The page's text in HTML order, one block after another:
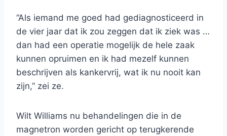
“Als iemand me goed had gediagnosticeerd in
de vier jaar dat ik zou zeggen dat ik ziek was …
dan had een operatie mogelijk de hele zaak
kunnen opruimen en ik had mezelf kunnen
beschrijven als kankervrij, wat ik nu nooit kan
zijn,” zei ze.
Wilt Williams nu behandelingen die in de
magnetron worden gericht op terugkerende